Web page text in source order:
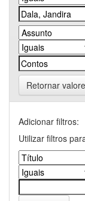
Retornar
Adicionar filtros:
Utilizar filtros